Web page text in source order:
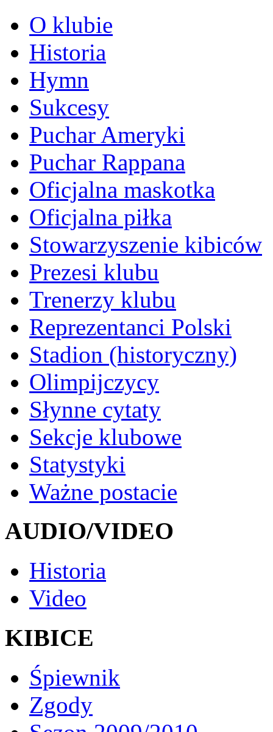
O klubie
Historia
Hymn
Sukcesy
Puchar Ameryki
Puchar Rappana
Oficjalna maskotka
Oficjalna piłka
Stowarzyszenie kibiców
Prezesi klubu
Trenerzy klubu
Reprezentanci Polski
Stadion (historyczny)
Olimpijczycy
Słynne cytaty
Sekcje klubowe
Statystyki
Ważne postacie
AUDIO/VIDEO
Historia
Video
KIBICE
Śpiewnik
Zgody